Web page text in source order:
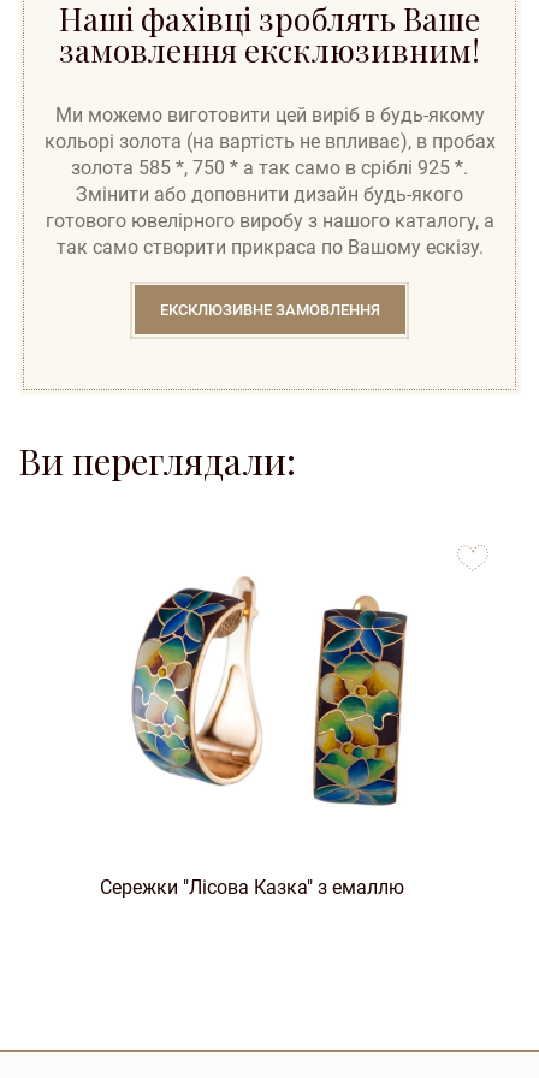
Наші фахівці зроблять Ваше
замовлення ексклюзивним!
Ми можемо виготовити цей виріб в будь-якому
кольорі золота (на вартість не впливає), в пробах
золота 585 *, 750 * а так само в сріблі 925 *.
Змінити або доповнити дизайн будь-якого
готового ювелірного виробу з нашого каталогу, а
так само створити прикраса по Вашому ескізу.
ЕКСКЛЮЗИВНЕ ЗАМОВЛЕННЯ
Ви переглядали:
Сережки "Лісова Казка" з емаллю
favorites